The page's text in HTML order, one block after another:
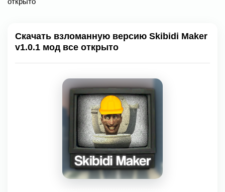
Скачать взломанную версию Skibidi Maker
v1.0.1 мод все открыто